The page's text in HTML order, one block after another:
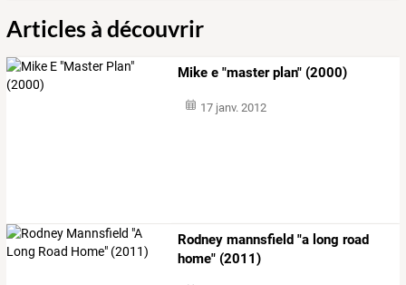
Articles à découvrir
Mike e "master plan" (2000)
17 janv. 2012
Rodney mannsfield "a long road
home" (2011)